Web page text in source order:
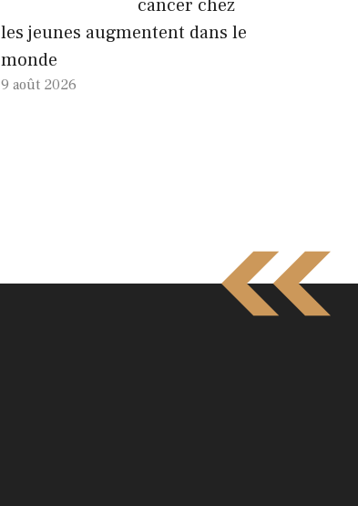
cancer chez
les jeunes augmentent dans le
monde
9 août 2026